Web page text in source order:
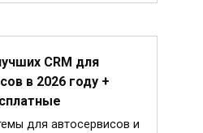
CRM для
в 2026 году +
для автосервисов и